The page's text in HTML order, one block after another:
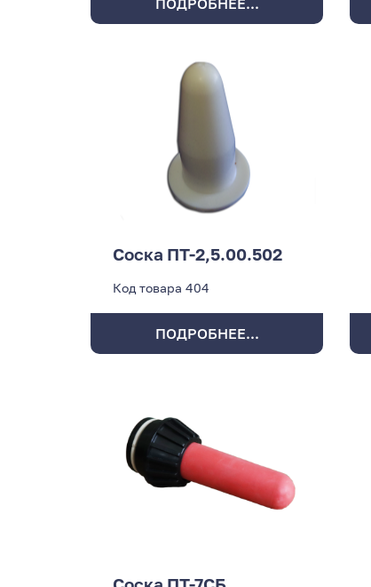
Соска ПТ-2,5.00.502
Код товара 404
ПОДРОБНЕЕ...